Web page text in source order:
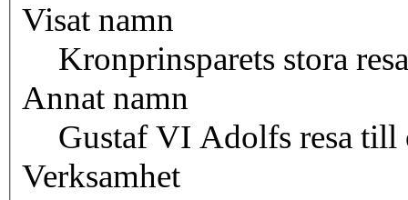
Visat namn
Kronprinsparets stora
Annat namn
Gustaf VI Adolfs resa till
Verksamhet